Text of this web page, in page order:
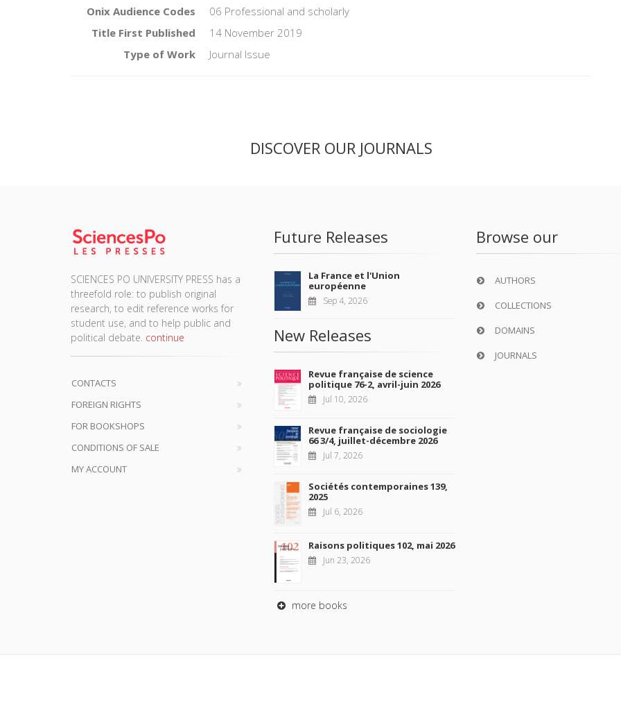
Onix Audience Codes
06 Professional and scholarly
Title First Published
14 November 2019
Type of Work
Journal Issue
DISCOVER OUR JOURNALS
SCIENCES PO UNIVERSITY PRESS has a
threefold role: to publish original
research, to edit reference works for
student use, and to help public and
political debate. continue
CONTACTS
FOREIGN RIGHTS
FOR BOOKSHOPS
CONDITIONS OF SALE
MY ACCOUNT
Future Releases
La France et l'Union
européenne
Sep 4, 2026
New Releases
Revue française de science
politique 76-2, avril-juin 2026
Jul 10, 2026
Revue française de sociologie
66 3/4, juillet-décembre 2026
Jul 7, 2026
Sociétés contemporaines 139,
2025
Jul 6, 2026
Raisons politiques 102, mai 2026
Jun 23, 2026
more books
Browse our
AUTHORS
COLLECTIONS
DOMAINS
JOURNALS